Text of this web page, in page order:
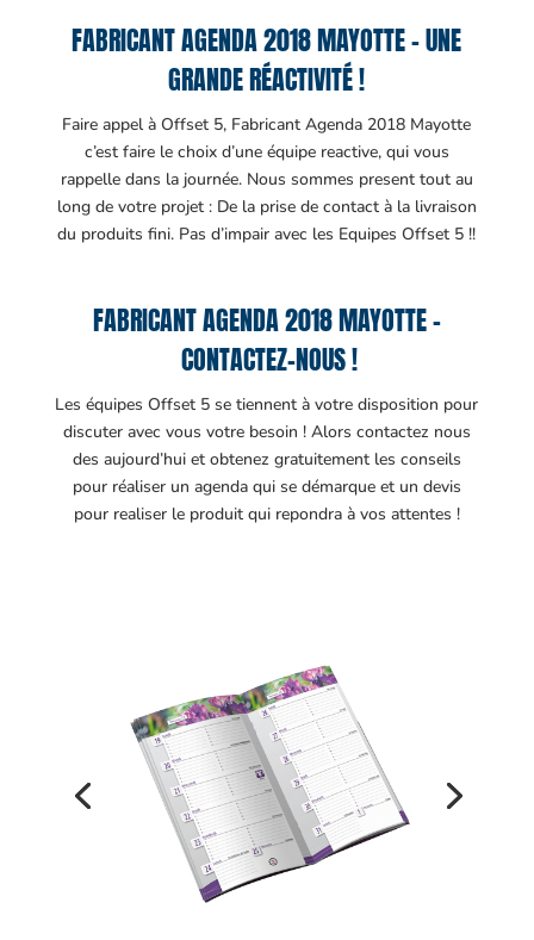
FABRICANT AGENDA 2018 MAYOTTE – UNE
GRANDE RÉACTIVITÉ !
Faire appel à Offset 5, Fabricant Agenda 2018 Mayotte
c’est faire le choix d’une équipe reactive, qui vous
rappelle dans la journée. Nous sommes present tout au
long de votre projet : De la prise de contact à la livraison
du produits fini. Pas d’impair avec les Equipes Offset 5 !!
FABRICANT AGENDA 2018 MAYOTTE –
CONTACTEZ-NOUS !
Les équipes Offset 5 se tiennent à votre disposition pour
discuter avec vous votre besoin ! Alors contactez nous
des aujourd’hui et obtenez gratuitement les conseils
pour réaliser un agenda qui se démarque et un devis
pour realiser le produit qui repondra à vos attentes !